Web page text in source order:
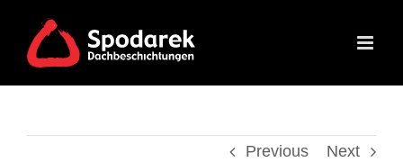
content
Previous Next